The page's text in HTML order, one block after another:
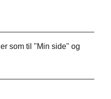
som til "Min side" og